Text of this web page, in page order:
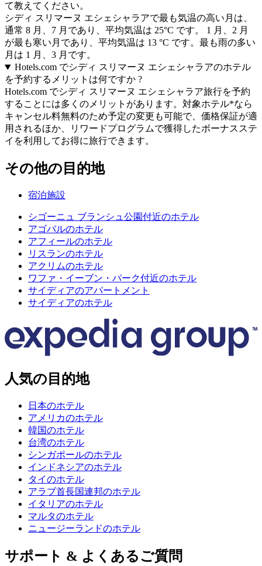
て教えてください。
シディ スリマーヌ エシェシャラアで最も気温の高い月は、
通常 8 月、7 月であり、平均気温は 25°C です。 1 月、2 月
が最も寒い月であり、平均気温は 13 °C です。最も雨の多い
月は 1 月、3 月です。
Hotels.com でシディ スリマーヌ エシェシャラアのホテル
を予約するメリットは何ですか ?
Hotels.com でシディ スリマーヌ エシェシャラア旅行を予約
することには多くのメリットがあります。対象ホテル*なら
キャンセル料無料のため予定の変更も可能で、価格保証が適
用されるほか、リワードプログラムで獲得したボーナスステ
イを利用してお得に旅行できます。
その他の目的地
宿泊施設
シゴーニュ ブランシュ公園付近のホテル
アゴバルのホテル
アフィールのホテル
リスランのホテル
アクリムのホテル
ワファ・イーブン・パーク付近のホテル
サイディアのアパートメント
サイディアのホテル
人気の目的地
日本のホテル
アメリカのホテル
韓国のホテル
台湾のホテル
シンガポールのホテル
インドネシアのホテル
タイのホテル
アラブ首長国連邦のホテル
イタリアのホテル
マルタのホテル
ニュージーランドのホテル
サポート & よくあるご質問